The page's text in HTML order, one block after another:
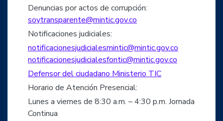
Denuncias por actos de corrupción:
soytransparente@mintic.gov.co
Notificaciones judiciales:
notificacionesjudicialesmintic@mintic.gov.co
notificacionesjudicialesfontic@mintic.gov.co
Defensor del ciudadano Ministerio TIC
Horario de Atención Presencial:
Lunes a viernes de 8:30 a.m. – 4:30 p.m. Jornada
Continua